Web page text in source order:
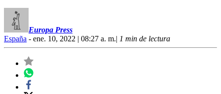
Europa Press
España - ene. 10, 2022 | 08:27 a. m.| 1 min de lectura